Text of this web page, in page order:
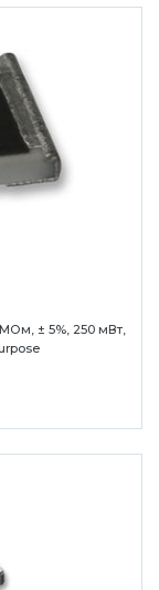
МОм, ± 5%, 250 мВт,